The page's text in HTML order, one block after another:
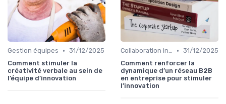
Gestion équipes • 31/12/2025
Comment stimuler la
créativité verbale au sein de
l’équipe d’innovation
Collaboration interdépartementale • 31/12/2025
Comment renforcer la
dynamique d’un réseau B2B
en entreprise pour stimuler
l’innovation